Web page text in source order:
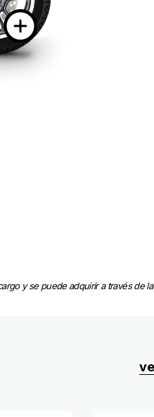
Más
y se puede adquirir a través de la